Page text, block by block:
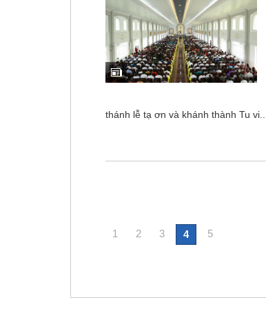
thánh lễ tạ ơn và khánh thành Tu vi...
1 2 3 4 5